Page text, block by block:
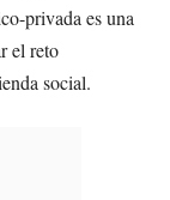
privada es una
el reto
social.